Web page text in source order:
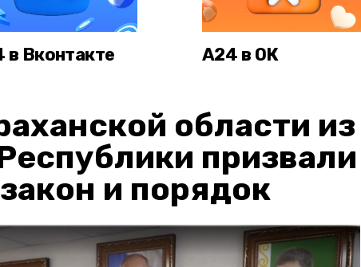
в Вконтакте А24 в ОК
области из
призвали
и порядок